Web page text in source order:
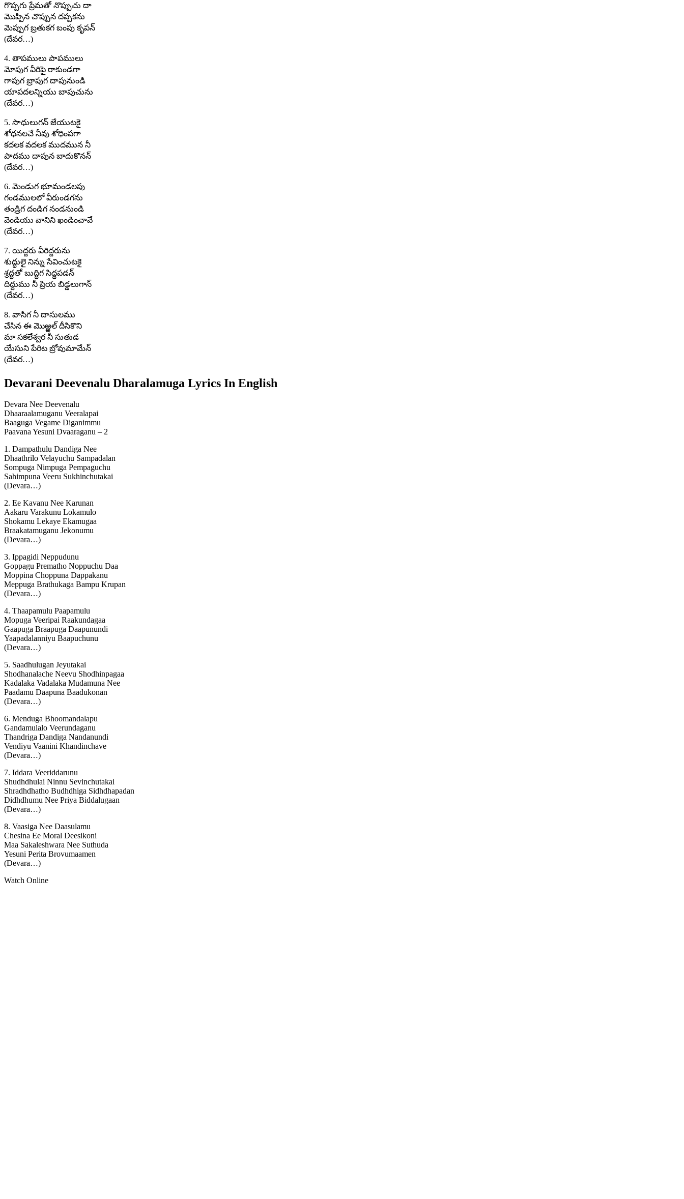
గొప్పగు ప్రేమతో నొప్పుచు దా
మొప్పిన చొప్పున దప్పకను
మెప్పుగ బ్రతుకగ బంపు కృపన్
(దేవర…)
4. తాపములు పాపములు
మోపుగ వీరిపై రాకుండగా
గాపుగ బ్రాపుగ దాపునుండి
యాపదలన్నియు బాపుచును
(దేవర…)
5. సాధులుగన్ జేయుటకై
శోధనలచే నీవు శోధింపగా
కదలక వదలక ముదమున నీ
పాదము దాపున బాదుకొనన్
(దేవర…)
6. మెండుగ భూమండలపు
గండములలో వీరుండగను
తండ్రిగ దండిగ నండనుండి
వెండియు వానిని ఖండించావే
(దేవర…)
7. యిద్దరు వీరిద్దరును
శుద్ధులై నిన్ను సేవించుటకై
శ్రద్ధతో బుద్ధిగ సిధ్ధపడన్
దిద్దుము నీ ప్రియ బిడ్డలుగాన్
(దేవర…)
8. వాసిగ నీ దాసులము
చేసిన ఈ మొఱ్ఱల్ దీసికొని
మా సకలేశ్వర నీ సుతుడ
యేసుని పేరిట బ్రోవుమామేన్
(దేవర…)
Devarani Deevenalu Dharalamuga Lyrics In English
Devara Nee Deevenalu
Dhaaraalamuganu Veeralapai
Baaguga Vegame Diganimmu
Paavana Yesuni Dvaaraganu – 2
1. Dampathulu Dandiga Nee
Dhaathrilo Velayuchu Sampadalan
Sompuga Nimpuga Pempaguchu
Sahimpuna Veeru Sukhinchutakai
(Devara…)
2. Ee Kavanu Nee Karunan
Aakaru Varakunu Lokamulo
Shokamu Lekaye Ekamugaa
Braakatamuganu Jekonumu
(Devara…)
3. Ippagidi Neppudunu
Goppagu Prematho Noppuchu Daa
Moppina Choppuna Dappakanu
Meppuga Brathukaga Bampu Krupan
(Devara…)
4. Thaapamulu Paapamulu
Mopuga Veeripai Raakundagaa
Gaapuga Braapuga Daapunundi
Yaapadalanniyu Baapuchunu
(Devara…)
5. Saadhulugan Jeyutakai
Shodhanalache Neevu Shodhinpagaa
Kadalaka Vadalaka Mudamuna Nee
Paadamu Daapuna Baadukonan
(Devara…)
6. Menduga Bhoomandalapu
Gandamulalo Veerundaganu
Thandriga Dandiga Nandanundi
Vendiyu Vaanini Khandinchave
(Devara…)
7. Iddara Veeriddarunu
Shudhdhulai Ninnu Sevinchutakai
Shradhdhatho Budhdhiga Sidhdhapadan
Didhdhumu Nee Priya Biddalugaan
(Devara…)
8. Vaasiga Nee Daasulamu
Chesina Ee Moral Deesikoni
Maa Sakaleshwara Nee Suthuda
Yesuni Perita Brovumaamen
(Devara…)
Watch Online